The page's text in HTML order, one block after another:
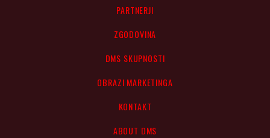
PARTNERJI
ZGODOVINA
DMS SKUPNOSTI
OBRAZI MARKETINGA
KONTAKT
ABOUT DMS